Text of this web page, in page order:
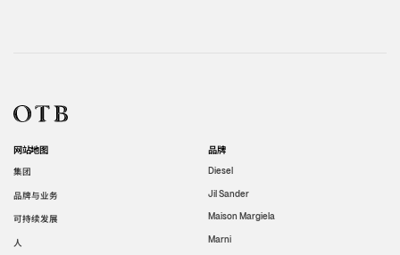
网站地图
集团
品牌与业务
可持续发展
人
品牌
Diesel
Jil Sander
Maison Margiela
Marni